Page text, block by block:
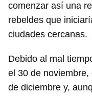
comenzar así una
rebeldes que
ciudades cercanas.
Debido al mal
el 30 de
de diciembre y,